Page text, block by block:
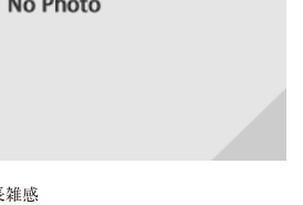
雑感